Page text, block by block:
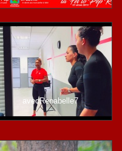
avecRenabelle7